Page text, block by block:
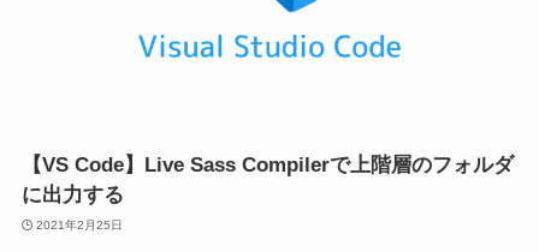
【VS Code】Live Sass Compilerで上階層のフォルダ
に出力する
2021年2月25日